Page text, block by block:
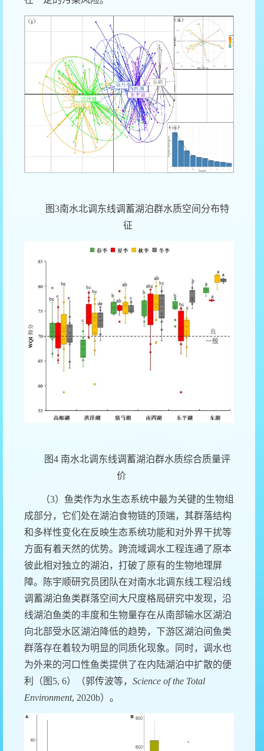
图3南水北调东线调蓄湖泊群水质空间分布特
征
图4 南水北调东线调蓄湖泊群水质综合质量评
价
（3）鱼类作为水生态系统中最为关键的生物组
成部分，它们处在湖泊食物链的顶端，其群落结构
和多样性变化在反映生态系统功能和对外界干扰等
方面有着天然的优势。跨流域调水工程连通了原本
彼此相对独立的湖泊，打破了原有的生物地理屏
障。陈宇顺研究员团队在对南水北调东线工程沿线
调蓄湖泊鱼类群落空间大尺度格局研究中发现，沿
线湖泊鱼类的丰度和生物量存在从南部输水区湖泊
向北部受水区湖泊降低的趋势，下游区湖泊间鱼类
群落存在着较为明显的同质化现象。同时，调水也
为外来的河口性鱼类提供了在内陆湖泊中扩散的便
利（图 5, 6）（郭传波等， Science of the Total
Environment, 2020b）。